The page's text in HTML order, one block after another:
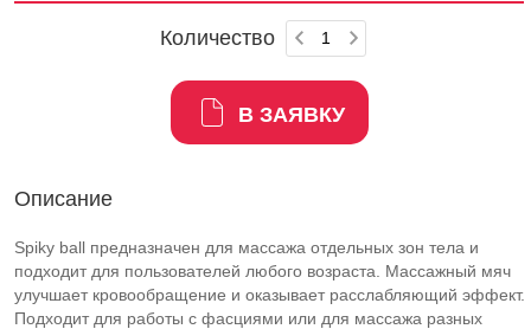
Количество
В ЗАЯВКУ
Описание
Spiky ball предназначен для массажа отдельных зон тела и
подходит для пользователей любого возраста. Массажный мяч
улучшает кровообращение и оказывает расслабляющий эффект.
Подходит для работы с фасциями или для массажа разных